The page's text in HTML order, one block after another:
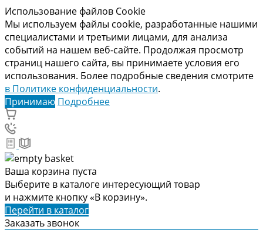
Использование файлов Cookie
Мы используем файлы cookie, разработанные нашими
специалистами и третьими лицами, для анализа
событий на нашем веб-сайте. Продолжая просмотр
страниц нашего сайта, вы принимаете условия его
использования. Более подробные сведения смотрите
в Политике конфиденциальности.
Принимаю Подробнее
Ваша корзина пуста
Выберите в каталоге интересующий товар
и нажмите кнопку «В корзину».
Перейти в каталог
Заказать звонок